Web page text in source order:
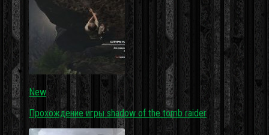
New
Прохождение игры shadow of the tomb raider